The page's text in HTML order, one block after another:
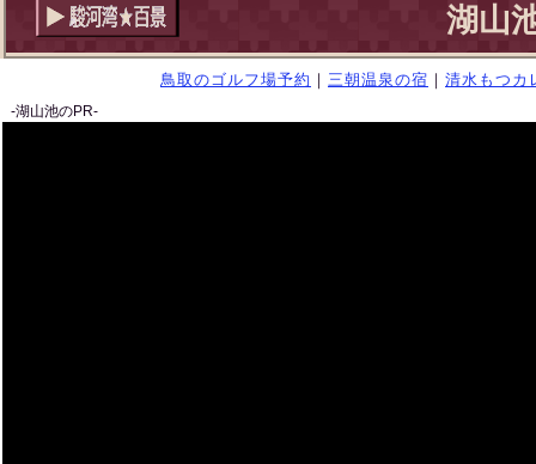
湖山
鳥取のゴルフ場予約 ｜ 三朝温泉の宿 ｜ 清水もつカ
-湖山池のPR-